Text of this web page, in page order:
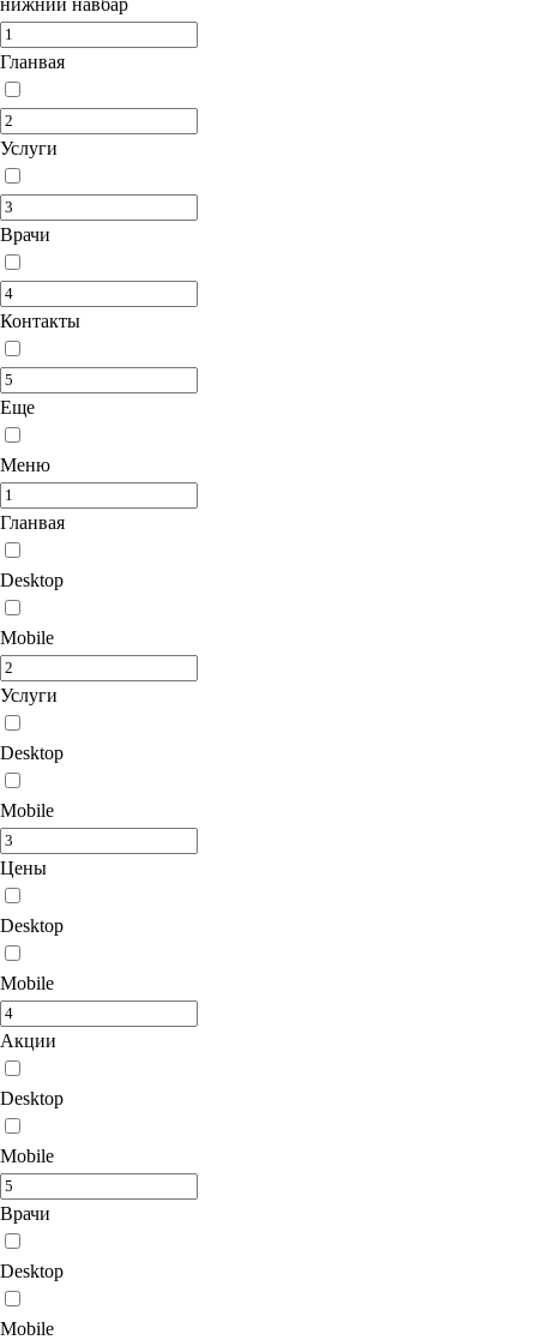
нижний навбар
Гланвая
Услуги
Врачи
Контакты
Еще
Меню
Гланвая
Desktop
Mobile
Услуги
Desktop
Mobile
Цены
Desktop
Mobile
Акции
Desktop
Mobile
Врачи
Desktop
Mobile